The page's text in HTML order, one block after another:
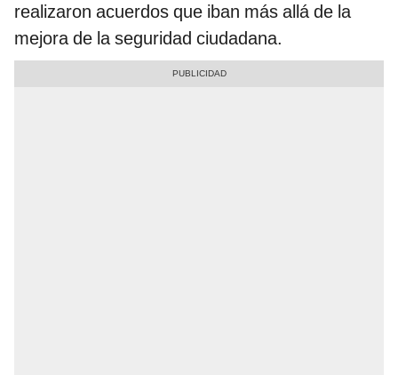
realizaron acuerdos que iban más allá de la
mejora de la seguridad ciudadana.